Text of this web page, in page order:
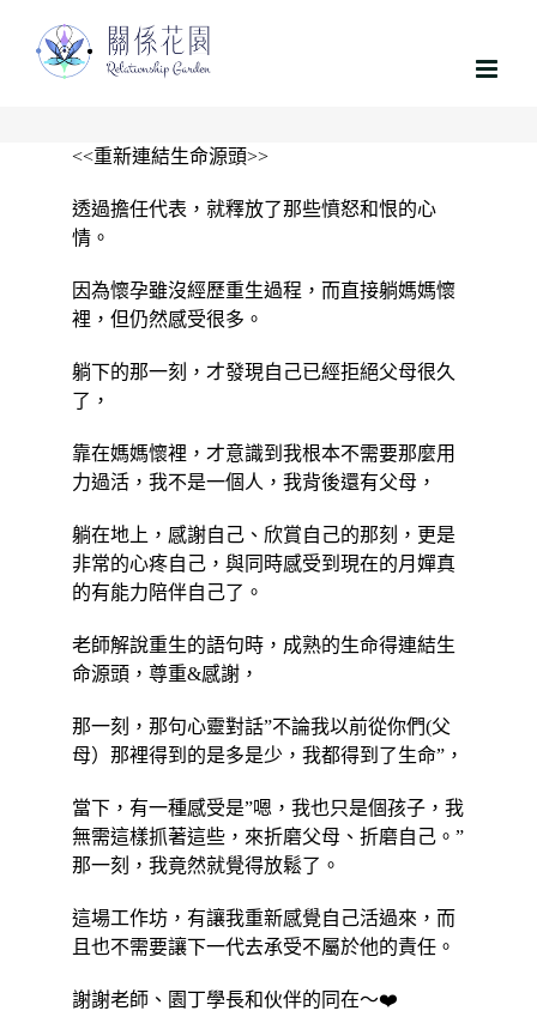
<<重新連結生命源頭>>
透過擔任代表，就釋放了那些憤怒和恨的心
情。
因為懷孕雖沒經歷重生過程，而直接躺媽媽懷
裡，但仍然感受很多。
躺下的那一刻，才發現自己已經拒絕父母很久
了，
靠在媽媽懷裡，才意識到我根本不需要那麼用
力過活，我不是一個人，我背後還有父母，
躺在地上，感謝自己、欣賞自己的那刻，更是
非常的心疼自己，與同時感受到現在的月嬋真
的有能力陪伴自己了。
老師解說重生的語句時，成熟的生命得連結生
命源頭，尊重&感謝，
那一刻，那句心靈對話”不論我以前從你們(父
母）那裡得到的是多是少，我都得到了生命”，
當下，有一種感受是”嗯，我也只是個孩子，我
無需這樣抓著這些，來折磨父母、折磨自己。”
那一刻，我竟然就覺得放鬆了。
這場工作坊，有讓我重新感覺自己活過來，而
且也不需要讓下一代去承受不屬於他的責任。
謝謝老師、園丁學長和伙伴的同在～❤️